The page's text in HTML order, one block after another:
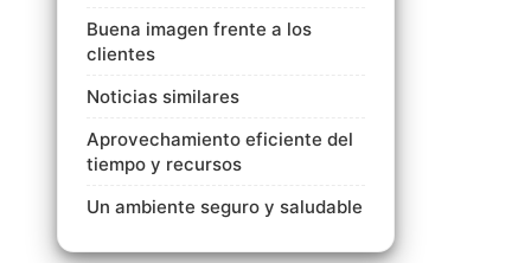
Buena imagen frente a los
clientes
Noticias similares
Aprovechamiento eficiente del
tiempo y recursos
Un ambiente seguro y saludable